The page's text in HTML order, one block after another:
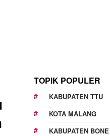
TOPIK POPULER
KABUPATEN TTU
KOTA MALANG
KABUPATEN BONE